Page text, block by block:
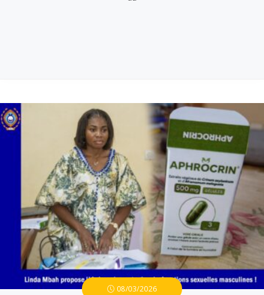
08/03/2026